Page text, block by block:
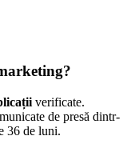
verificate.
de presă dintr-
36 de luni.